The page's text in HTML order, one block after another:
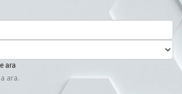
ara
ara.